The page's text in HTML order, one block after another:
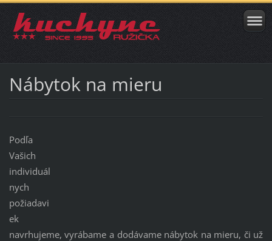
Nábytok na mieru
Podľa
Vašich
individuál
nych
požiadavi
ek
navrhujeme, vyrábame a dodávame nábytok na mieru, či už